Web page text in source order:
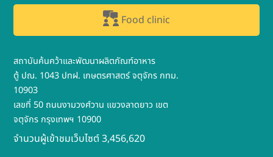
Food clinic
สถาบันค้นคว้าและพัฒนาผลิตภัณฑ์อาหาร
ตู้ ปณ. 1043 ปทฝ. เกษตรศาสตร์ จตุจักร กทม.
10903
เลขที่ 50 ถนนงามวงศ์วาน แขวงลาดยาว เขต
จตุจักร กรุงเทพฯ 10900
จำนวนผู้เข้าชมเว็บไซต์ 3,456,620